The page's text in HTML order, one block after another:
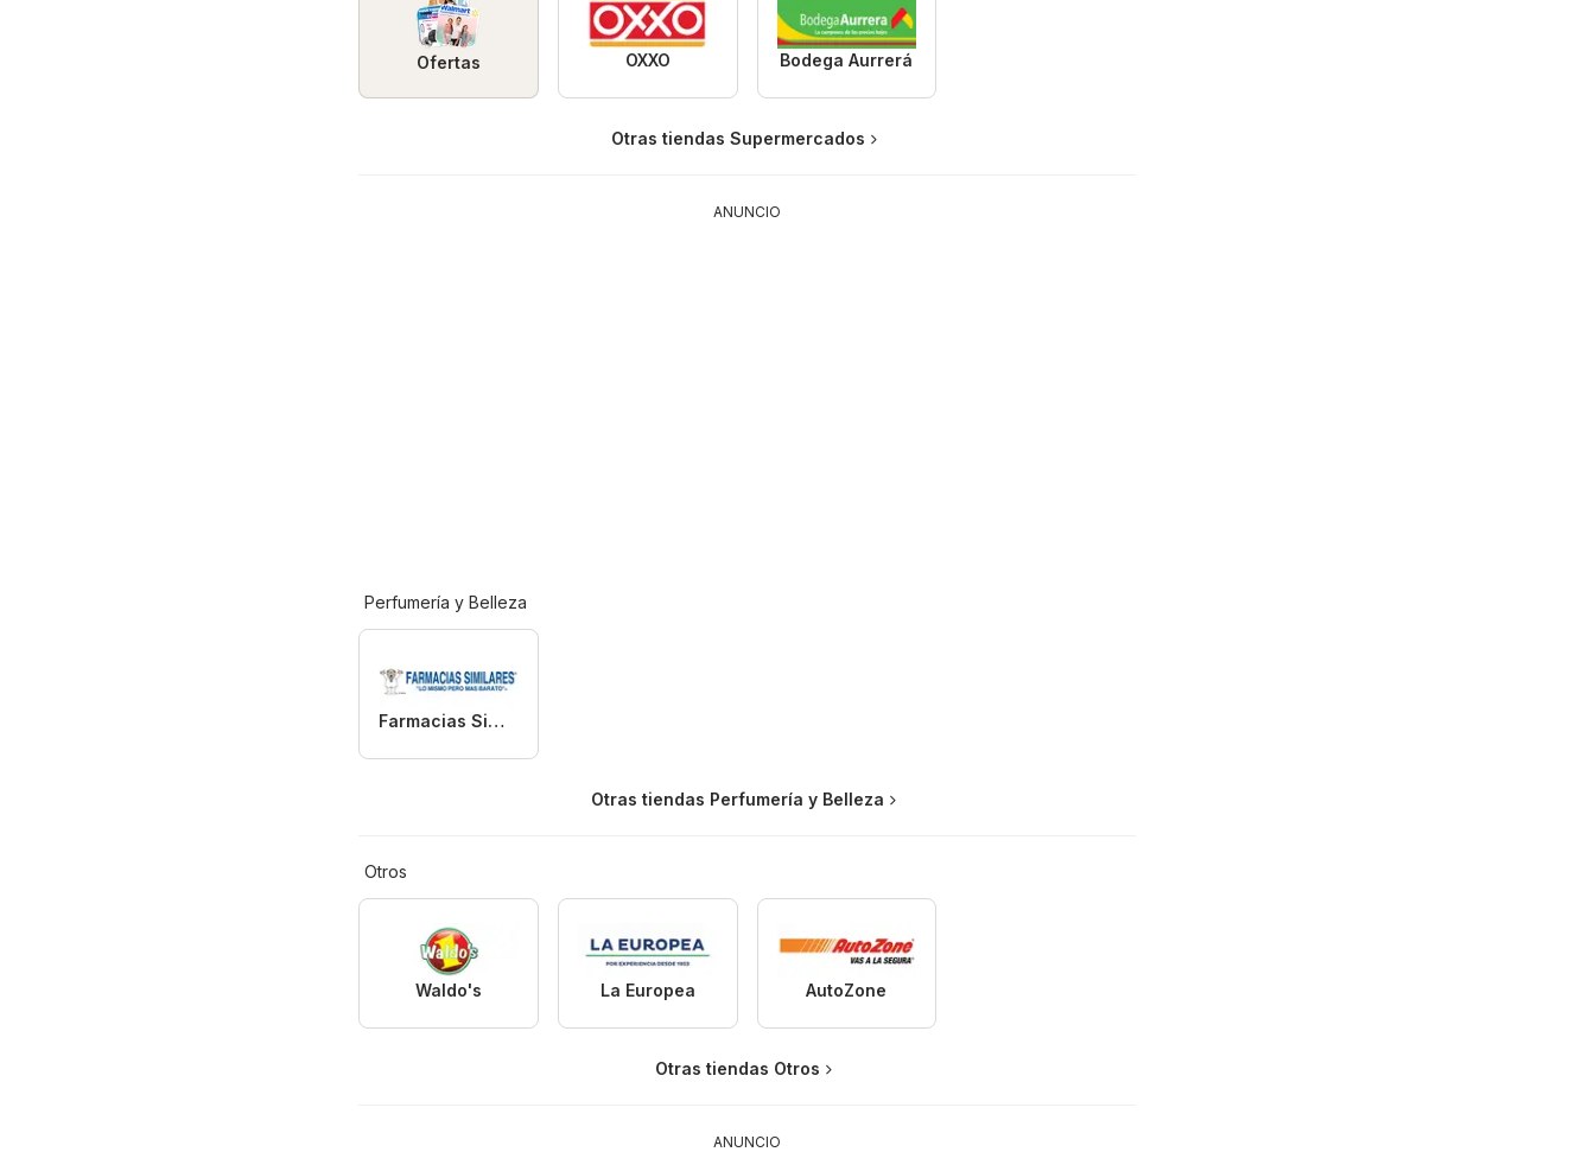
Ofertas OXXO Bodega Aurrerá
Otras tiendas Supermercados
ANUNCIO
Perfumería y Belleza
Farmacias Similares
Otras tiendas Perfumería y Belleza
Otros
Waldo's La Europea AutoZone
Otras tiendas Otros
ANUNCIO